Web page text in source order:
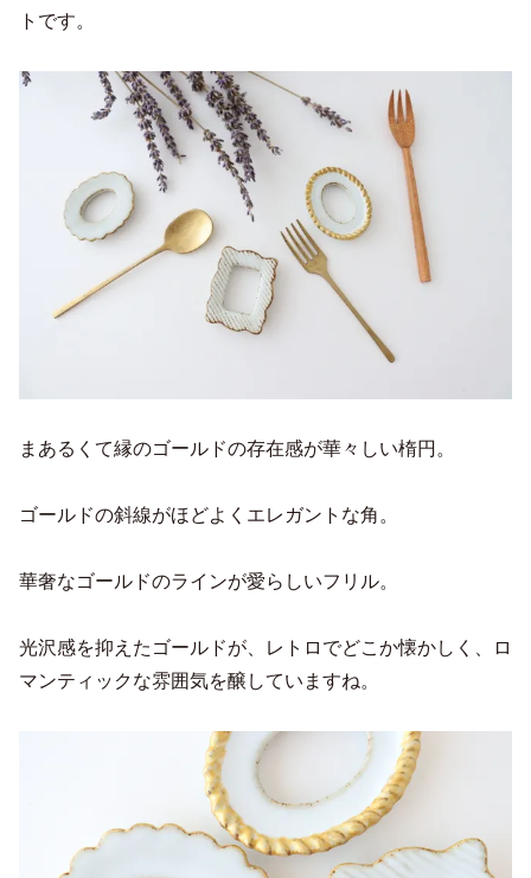
トです。
まあるくて縁のゴールドの存在感が華々しい楕円。
ゴールドの斜線がほどよくエレガントな角。
華奢なゴールドのラインが愛らしいフリル。
光沢感を抑えたゴールドが、レトロでどこか懐かしく、ロ
マンティックな雰囲気を醸していますね。